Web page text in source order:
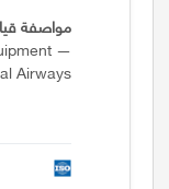
مواصفة
—
Airways